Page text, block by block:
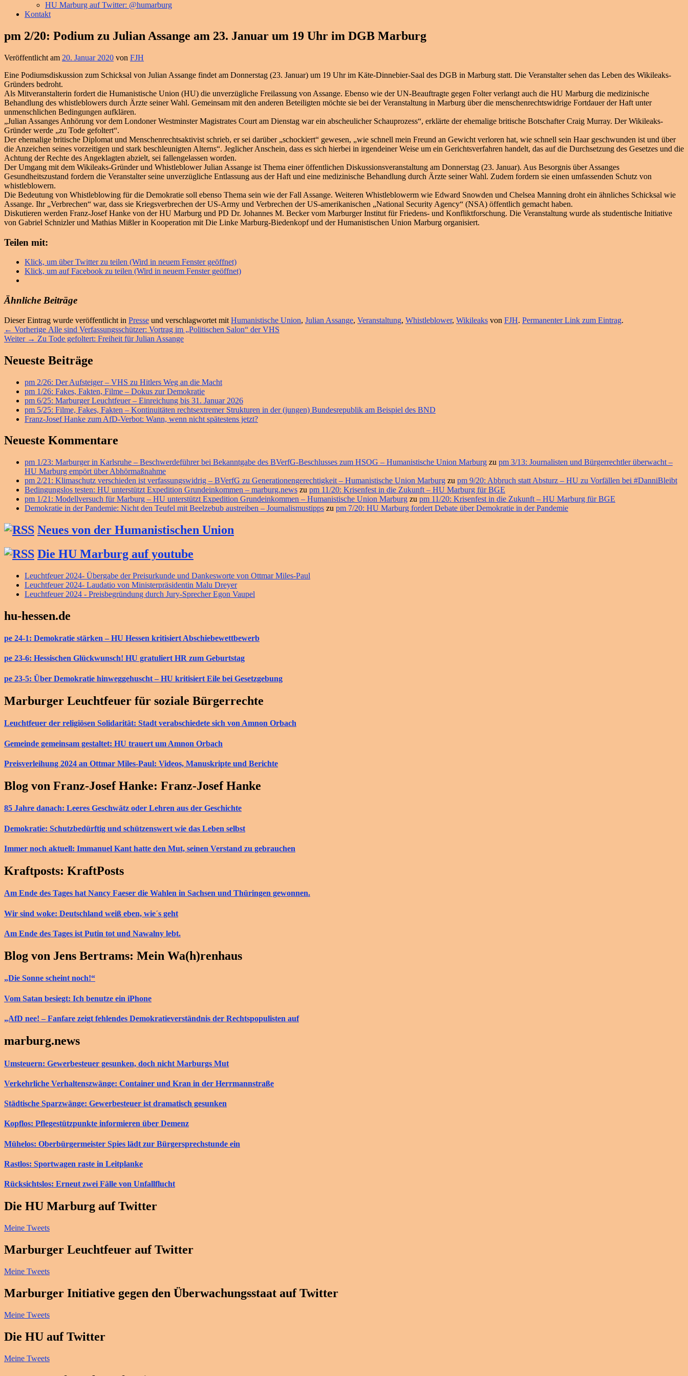
HU Marburg auf Twitter: @humarburg
Kontakt
pm 2/20: Podium zu Julian Assange am 23. Januar um 19 Uhr im DGB Marburg
Veröffentlicht am 20. Januar 2020 von FJH
Eine Podiumsdiskussion zum Schicksal von Julian Assange findet am Donnerstag (23. Januar) um 19 Uhr im Käte-Dinnebier-Saal des DGB in Marburg statt. Die Veranstalter sehen das Leben des Wikileaks-
Gründers bedroht.
Als Mitveranstalterin fordert die Humanistische Union (HU) die unverzügliche Freilassung von Assange. Ebenso wie der UN-Beauftragte gegen Folter verlangt auch die HU Marburg die medizinische
Behandlung des whistleblowers durch Ärzte seiner Wahl. Gemeinsam mit den anderen Beteiligten möchte sie bei der Veranstaltung in Marburg über die menschenrechtswidrige Fortdauer der Haft unter
unmenschlichen Bedingungen aufklären.
„Julian Assanges Anhörung vor dem Londoner Westminster Magistrates Court am Dienstag war ein abscheulicher Schauprozess“, erklärte der ehemalige britische Botschafter Craig Murray. Der Wikileaks-
Gründer werde „zu Tode gefoltert“.
Der ehemalige britische Diplomat und Menschenrechtsaktivist schrieb, er sei darüber „schockiert“ gewesen, „wie schnell mein Freund an Gewicht verloren hat, wie schnell sein Haar geschwunden ist und über
die Anzeichen seines vorzeitigen und stark beschleunigten Alterns“. Jeglicher Anschein, dass es sich hierbei in irgendeiner Weise um ein Gerichtsverfahren handelt, das auf die Durchsetzung des Gesetzes und die
Achtung der Rechte des Angeklagten abzielt, sei fallengelassen worden.
Der Umgang mit dem Wikileaks-Gründer und Whistleblower Julian Assange ist Thema einer öffentlichen Diskussionsveranstaltung am Donnerstag (23. Januar). Aus Besorgnis über Assanges
Gesundheitszustand fordern die Veranstalter seine unverzügliche Entlassung aus der Haft und eine medizinische Behandlung durch Ärzte seiner Wahl. Zudem fordern sie einen umfassenden Schutz von
whistleblowern.
Die Bedeutung von Whistleblowing für die Demokratie soll ebenso Thema sein wie der Fall Assange. Weiteren Whistleblowerm wie Edward Snowden und Chelsea Manning droht ein ähnliches Schicksal wie
Assange. Ihr „Verbrechen“ war, dass sie Kriegsverbrechen der US-Army und Verbrechen der US-amerikanischen „National Security Agency“ (NSA) öffentlich gemacht haben.
Diskutieren werden Franz-Josef Hanke von der HU Marburg und PD Dr. Johannes M. Becker vom Marburger Institut für Friedens- und Konfliktforschung. Die Veranstaltung wurde als studentische Initiative
von Gabriel Schnizler und Mathias Mißler in Kooperation mit Die Linke Marburg-Biedenkopf und der Humanistischen Union Marburg organisiert.
Teilen mit:
Klick, um über Twitter zu teilen (Wird in neuem Fenster geöffnet)
Klick, um auf Facebook zu teilen (Wird in neuem Fenster geöffnet)
Ähnliche Beiträge
Dieser Eintrag wurde veröffentlicht in Presse und verschlagwortet mit Humanistische Union, Julian Assange, Veranstaltung, Whistleblower, Wikileaks von FJH. Permanenter Link zum Eintrag.
Beitragsnavigation
← Vorherige Vorheriger
Beitrag:
Alle sind Verfassungsschützer: Vortrag im „Politischen Salon“ der VHS
Weiter → Nächster
Zu Tode gefoltert: Freiheit für Julian Assange
Primärer
Widget-
Bereich
Neueste Beiträge
pm 2/26: Der Aufsteiger – VHS zu Hitlers Weg an die Macht
pm 1/26: Fakes, Fakten, Filme – Dokus zur Demokratie
pm 6/25: Marburger Leuchtfeuer – Einreichung bis 31. Januar 2026
pm 5/25: Filme, Fakes, Fakten – Kontinuitäten rechtsextremer Strukturen in der (jungen) Bundesrepublik am Beispiel des BND
Franz-Josef Hanke zum AfD-Verbot: Wann, wenn nicht spätestens jetzt?
Neueste Kommentare
pm 1/23: Marburger in Karlsruhe – Beschwerdeführer bei Bekanntgabe des BVerfG-Beschlusses zum HSOG – Humanistische Union Marburg zu pm 3/13: Journalisten und Bürgerrechtler überwacht –
HU Marburg empört über Abhörmaßnahme
pm 2/21: Klimaschutz verschieden ist verfassungswidrig – BVerfG zu Generationengerechtigkeit – Humanistische Union Marburg zu pm 9/20: Abbruch statt Absturz – HU zu Vorfällen bei #DanniBleibt
Bedingungslos testen: HU unterstützt Expedition Grundeinkommen – marburg.news zu pm 11/20: Krisenfest in die Zukunft – HU Marburg für BGE
pm 1/21: Modellversuch für Marburg – HU unterstützt Expedition Grundeinkommen – Humanistische Union Marburg zu pm 11/20: Krisenfest in die Zukunft – HU Marburg für BGE
Demokratie in der Pandemie: Nicht den Teufel mit Beelzebub austreiben – Journalismustipps zu pm 7/20: HU Marburg fordert Debate über Demokratie in der Pandemie
Neues von der Humanistischen Union
Die HU Marburg auf youtube
Leuchtfeuer 2024- Übergabe der Preisurkunde und Dankesworte von Ottmar Miles-Paul
Leuchtfeuer 2024- Laudatio von Ministerpräsidentin Malu Dreyer
Leuchtfeuer 2024 - Preisbegründung durch Jury-Sprecher Egon Vaupel
hu-hessen.de
pe 24-1: Demokratie stärken – HU Hessen kritisiert Abschiebewettbewerb
pe 23-6: Hessischen Glückwunsch! HU gratuliert HR zum Geburtstag
pe 23-5: Über Demokratie hinweggehuscht – HU kritisiert Eile bei Gesetzgebung
Marburger Leuchtfeuer für soziale Bürgerrechte
Leuchtfeuer der religiösen Solidarität: Stadt verabschiedete sich von Amnon Orbach
Gemeinde gemeinsam gestaltet: HU trauert um Amnon Orbach
Preisverleihung 2024 an Ottmar Miles-Paul: Videos, Manuskripte und Berichte
Blog von Franz-Josef Hanke: Franz-Josef Hanke
85 Jahre danach: Leeres Geschwätz oder Lehren aus der Geschichte
Demokratie: Schutzbedürftig und schützenswert wie das Leben selbst
Immer noch aktuell: Immanuel Kant hatte den Mut, seinen Verstand zu gebrauchen
Kraftposts: KraftPosts
Am Ende des Tages hat Nancy Faeser die Wahlen in Sachsen und Thüringen gewonnen.
Wir sind woke: Deutschland weiß eben, wie´s geht
Am Ende des Tages ist Putin tot und Nawalny lebt.
Blog von Jens Bertrams: Mein Wa(h)renhaus
„Die Sonne scheint noch!“
Vom Satan besiegt: Ich benutze ein iPhone
„AfD nee! – Fanfare zeigt fehlendes Demokratieverständnis der Rechtspopulisten auf
marburg.news
Umsteuern: Gewerbesteuer gesunken, doch nicht Marburgs Mut
Verkehrliche Verhaltenszwänge: Container und Kran in der Herrmannstraße
Städtische Sparzwänge: Gewerbesteuer ist dramatisch gesunken
Kopflos: Pflegestützpunkte informieren über Demenz
Mühelos: Oberbürgermeister Spies lädt zur Bürgersprechstunde ein
Rastlos: Sportwagen raste in Leitplanke
Rücksichtslos: Erneut zwei Fälle von Unfallflucht
Die HU Marburg auf Twitter
Meine Tweets
Marburger Leuchtfeuer auf Twitter
Meine Tweets
Marburger Initiative gegen den Überwachungsstaat auf Twitter
Meine Tweets
Die HU auf Twitter
Meine Tweets